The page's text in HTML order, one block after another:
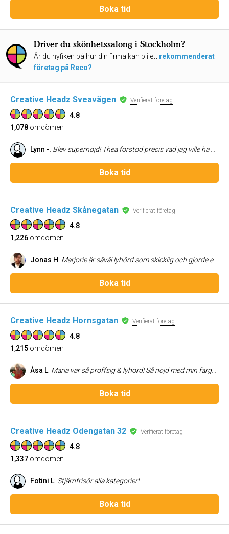
Boka tid
Driver du skönhetssalong i Stockholm?
Är du nyfiken på hur din firma kan bli ett rekommenderat
företag på Reco?
Creative Headz Sveavägen Verifierat företag
4.8
1,078 omdömen
Lynn -: Blev supernöjd! Thea förstod precis vad jag ville ha gällande såväl klippning, färg och ögonbryn. Kom ut från salongen som en ny människa. Så nöjd!
Boka tid
Creative Headz Skånegatan Verifierat företag
4.8
1,226 omdömen
Jonas H: Marjorie är såväl lyhörd som skicklig och gjorde ett väldigt bra jobb med mitt lite krångliga tjocka hår. Mycket nöjd!
Boka tid
Creative Headz Hornsgatan Verifierat företag
4.8
1,215 omdömen
Åsa L: Maria var så proffsig & lyhörd! Så nöjd med min färgning & klippning! Varmt rekommenderar!
Boka tid
Creative Headz Odengatan 32 Verifierat företag
4.8
1,337 omdömen
Fotini L: Stjärnfrisör alla kategorier!
Boka tid